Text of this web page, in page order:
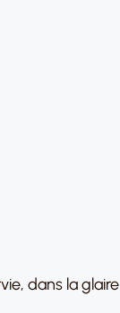
dans la glaire